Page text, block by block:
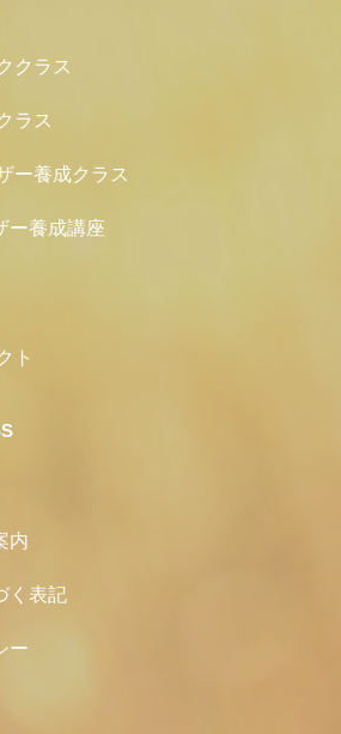
クラス
ラス
ー養成クラス
ー養成講座
ト
内
く表記
ー